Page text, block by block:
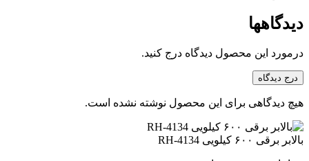
دیدگاهها
درمورد این محصول دیدگاه درج کنید.
درج دیدگاه
هیچ دیدگاهی برای این محصول نوشته نشده است.
بالابر برقی ۶۰۰ کیلویی RH-4134